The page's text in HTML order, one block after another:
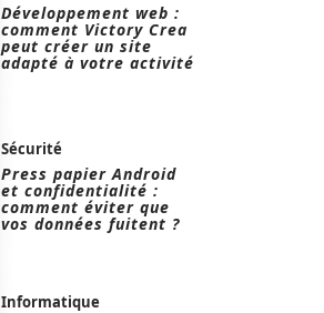
Développement web :
comment Victory Crea
peut créer un site
adapté à votre activité
Sécurité
Press papier Android
et confidentialité :
comment éviter que
vos données fuitent ?
Informatique